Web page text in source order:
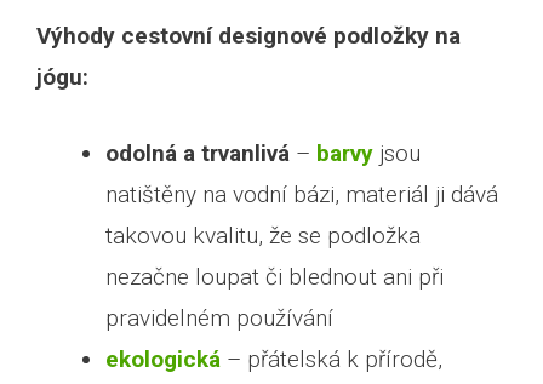
Výhody cestovní designové podložky na
jógu:
odolná a trvanlivá – barvy jsou
natištěny na vodní bázi, materiál ji dává
takovou kvalitu, že se podložka
nezačne loupat či blednout ani při
pravidelném používání
ekologická – přátelská k přírodě,